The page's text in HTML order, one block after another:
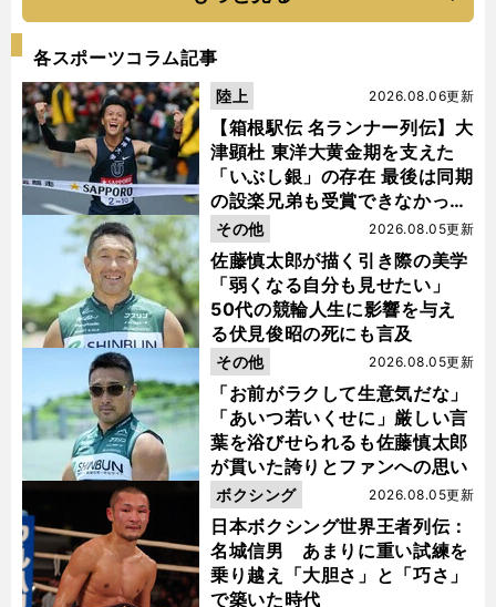
各スポーツコラム記事
【箱根駅伝 名ランナー列伝】大
津顕杜 東洋大黄金期を支えた
「いぶし銀」の存在 最後は同期
の設楽兄弟も受賞できなかった
金栗杯に輝く
2026.08.06更新
陸上
佐藤慎太郎が描く引き際の美学
「弱くなる自分も見せたい」
50代の競輪人生に影響を与え
る伏見俊昭の死にも言及
2026.08.05更新
その他
「お前がラクして生意気だな」
「あいつ若いくせに」厳しい言
葉を浴びせられるも佐藤慎太郎
が貫いた誇りとファンへの思い
2026.08.05更新
その他
日本ボクシング世界王者列伝：
名城信男 あまりに重い試練を
乗り越え「大胆さ」と「巧さ」
で築いた時代
2026.08.05更新
ボクシング